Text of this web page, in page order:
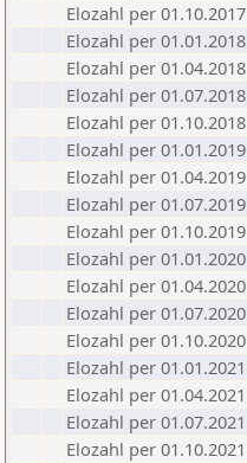
Elozahl per 01.10.2017
Elozahl per 01.01.2018
Elozahl per 01.04.2018
Elozahl per 01.07.2018
Elozahl per 01.10.2018
Elozahl per 01.01.2019
Elozahl per 01.04.2019
Elozahl per 01.07.2019
Elozahl per 01.10.2019
Elozahl per 01.01.2020
Elozahl per 01.04.2020
Elozahl per 01.07.2020
Elozahl per 01.10.2020
Elozahl per 01.01.2021
Elozahl per 01.04.2021
Elozahl per 01.07.2021
Elozahl per 01.10.2021